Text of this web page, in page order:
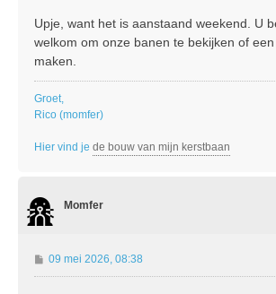
i
c
h
Upje, want het is aanstaand weekend. U
welkom om onze banen te bekijken of
maken.
Groet,
Rico (momfer)
Hier vind je de bouw van mijn kerstbaan
Momfer
B
e
09 mei 2026, 08:38